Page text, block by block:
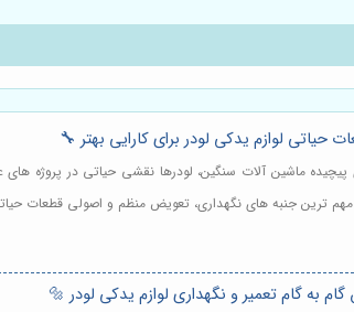
لوازم یدکی لودر برای کارایی بهتر 🔧
پیچیده ماشین آلات سنگین، لودرها نقشی حیاتی در پروژه
ترین جنبه های نگهداری، تعویض منظم و اصولی قطعات
به گام تعمیر و نگهداری لوازم یدکی لودر 🔩